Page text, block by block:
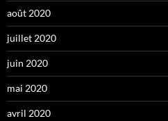
août 2020
juillet 2020
juin 2020
mai 2020
avril 2020